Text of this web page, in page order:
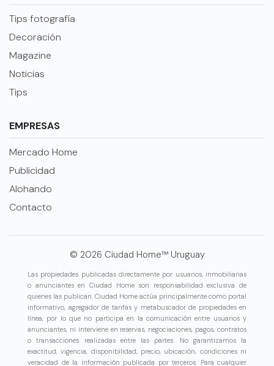
Tips fotografía
Decoración
Magazine
Noticias
Tips
EMPRESAS
Mercado Home
Publicidad
Alohando
Contacto
© 2026 Ciudad Home™ Uruguay
Las propiedades publicadas directamente por usuarios, inmobiliarias
o anunciantes en Ciudad Home son responsabilidad exclusiva de
quienes las publican. Ciudad Home actúa principalmente como portal
informativo, agregador de tarifas y metabuscador de propiedades en
línea, por lo que no participa en la comunicación entre usuarios y
anunciantes, ni interviene en reservas, negociaciones, pagos, contratos
o transacciones realizadas entre las partes. No garantizamos la
exactitud, vigencia, disponibilidad, precio, ubicación, condiciones ni
veracidad de la información publicada por terceros. Para cualquier